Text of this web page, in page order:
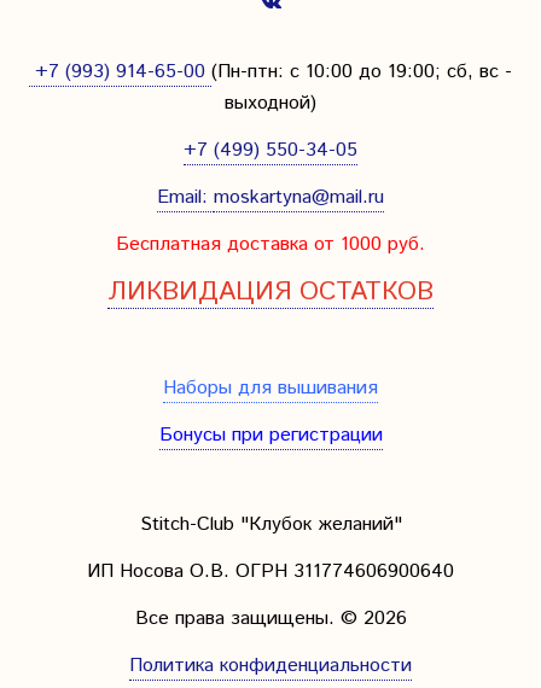
+7 (993) 914-65-00 (Пн-птн: с 10:00 до 19:00; сб, вс -
выходной)
+7 (499) 550-34-05
Email: moskartyna@mail.ru
Бесплатная доставка от 1000 руб.
ЛИКВИДАЦИЯ ОСТАТКОВ
Наборы для вышивания
Бонусы при регистрации
Stitch-Club "Клубок желаний"
ИП Носова О.В. ОГРН 311774606900640
Все права защищены. © 2026
Политика конфиденциальности